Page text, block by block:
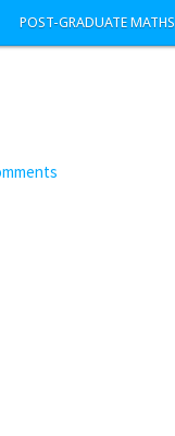
POST-GRADUATE MATHS